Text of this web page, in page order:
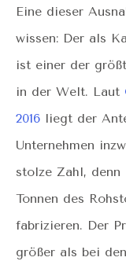
Eine dieser
wissen: Der als
ist einer der
in der Welt. Laut
2016 liegt der
Unternehmen
stolze Zahl, denn
Tonnen des
fabrizieren. Der
größer als bei